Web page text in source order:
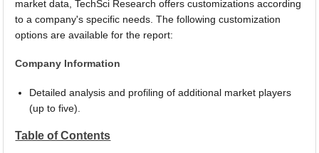
market data, TechSci Research offers customizations according
to a company's specific needs. The following customization
options are available for the report:
Company Information
Detailed analysis and profiling of additional market players
(up to five).
Table of Contents